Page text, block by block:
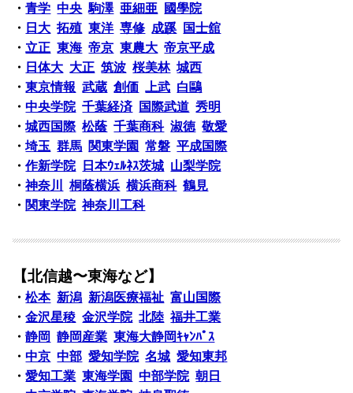
・青学 中央 駒澤 亜細亜
國學院
・ 日大 拓殖 東洋 専修 成蹊
国士舘
・ 立正 東海 帝京 東農大 帝京平成
・ 日体大 大正 筑波 桜美林 城西
・東京情報 武蔵 創価 上武 白鷗
・中央学院 千葉経済 国際武道 秀明
・城西国際 松蔭 千葉商科 淑徳 敬愛
・埼玉 群馬 関東学園 常磐 平成国際
・作新学院 日本ｳｪﾙﾈｽ茨城 山梨学院
・神奈川 桐蔭横浜 横浜商科 鶴見
・ 関東学院 神奈川工科
【北信越〜東海など】
・松本 新潟 新潟医療福祉 富山国際
・金沢星稜 金沢学院 北陸 福井工業
・静岡 静岡産業 東海大静岡ｷｬﾝﾊﾟｽ
・中京 中部 愛知学院 名城 愛知東邦
・愛知工業 東海学園 中部学院 朝日